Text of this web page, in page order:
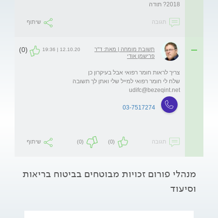
2018? תודה
תגובה שיתוף
תשובת מומחה | מאת: ד"ר
פרישמן אודי
12.10.20 | 19:36
(0)
שלח לי חומר רפואי למייל שלי ואתן לך תשובה
udifc@bezeqint.net
03-7517274
תגובה (0)
(0) שיתוף
מנהלי פורום זכויות מבוטחים בביטוח בריאות
וסיעוד